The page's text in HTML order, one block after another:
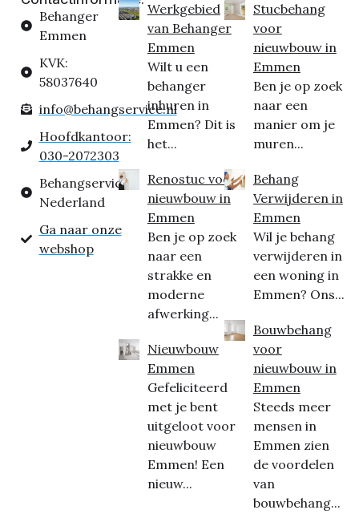
Behanger
Emmen
KVK:
58037640
info@behangservice.nl
Hoofdkantoor:
030-2072303
Behangservice
Nederland
Ga naar onze
webshop
Werkgebied
van Behanger
Emmen
Wilt u een
behanger
inhuren in
Emmen? Dit is
het...
Renostuc voor
nieuwbouw in
Emmen
Ben je op zoek
naar een
strakke en
moderne
afwerking...
Nieuwbouw
Emmen
Gefeliciteerd
met je bent
uitgeloot voor
nieuwbouw
Emmen! Een
nieuw...
Stucbehang
voor
nieuwbouw in
Emmen
Ben je op zoek
naar een
manier om je
muren...
Behang
Verwijderen in
Emmen
Wil je behang
verwijderen in
een woning in
Emmen? Ons...
Bouwbehang
voor
nieuwbouw in
Emmen
Steeds meer
mensen in
Emmen zien
de voordelen
van
bouwbehang...